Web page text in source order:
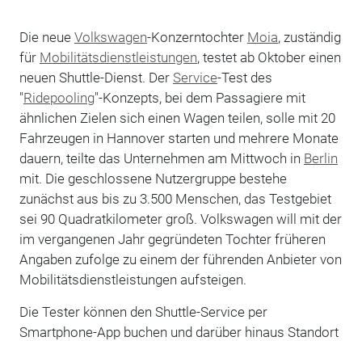
Die neue Volkswagen-Konzerntochter Moia, zuständig
für Mobilitätsdienstleistungen, testet ab Oktober einen
neuen Shuttle-Dienst. Der Service-Test des
"Ridepooling"-Konzepts, bei dem Passagiere mit
ähnlichen Zielen sich einen Wagen teilen, solle mit 20
Fahrzeugen in Hannover starten und mehrere Monate
dauern, teilte das Unternehmen am Mittwoch in Berlin
mit. Die geschlossene Nutzergruppe bestehe
zunächst aus bis zu 3.500 Menschen, das Testgebiet
sei 90 Quadratkilometer groß. Volkswagen will mit der
im vergangenen Jahr gegründeten Tochter früheren
Angaben zufolge zu einem der führenden Anbieter von
Mobilitätsdienstleistungen aufsteigen.
Die Tester können den Shuttle-Service per
Smartphone-App buchen und darüber hinaus Standort